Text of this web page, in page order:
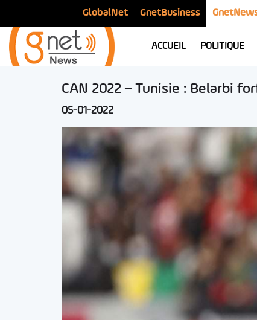
GlobalNet GnetBusiness
ACCUEIL POLITIQUE
CAN 2022 – Tunisie : Belarbi
05-01-2022